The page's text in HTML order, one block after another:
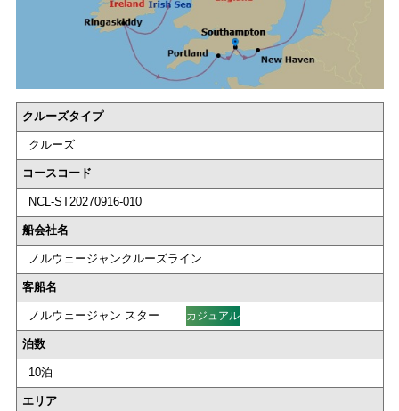
クルーズタイプ
クルーズ
コースコード
NCL-ST20270916-010
船会社名
ノルウェージャンクルーズライン
客船名
ノルウェージャン スター カジュアル
泊数
10泊
エリア